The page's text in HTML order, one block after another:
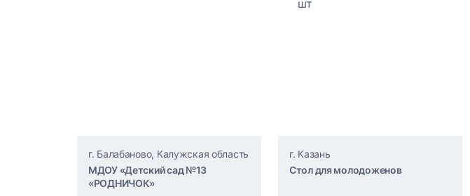
г. Балабаново, Калужская область
МДОУ «Детский сад №13
«РОДНИЧОК»
г. Казань
Стол для молодоженов